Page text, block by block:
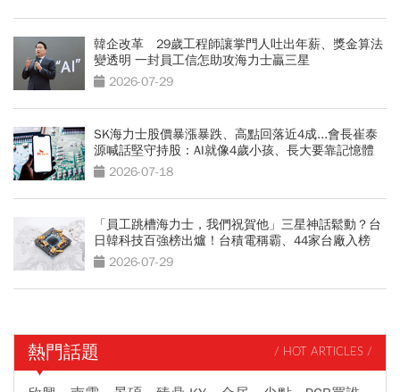
韓企改革 29歲工程師讓掌門人吐出年薪、獎金算法
變透明 一封員工信怎助攻海力士贏三星
2026-07-29
SK海力士股價暴漲暴跌、高點回落近4成...會長崔泰
源喊話堅守持股：AI就像4歲小孩、長大要靠記憶體
2026-07-18
「員工跳槽海力士，我們祝賀他」三星神話鬆動？台
日韓科技百強榜出爐！台積電稱霸、44家台廠入榜
2026-07-29
熱門話題 / HOT ARTICLES /